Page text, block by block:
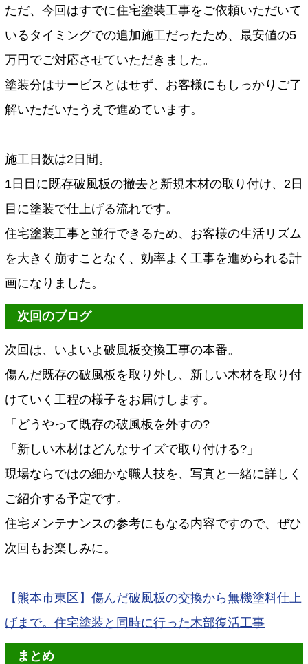
ただ、今回はすでに住宅塗装工事をご依頼いただいて
いるタイミングでの追加施工だったため、最安値の5
万円でご対応させていただきました。
塗装分はサービスとはせず、お客様にもしっかりご了
解いただいたうえで進めています。
施工日数は2日間。
1日目に既存破風板の撤去と新規木材の取り付け、2日
目に塗装で仕上げる流れです。
住宅塗装工事と並行できるため、お客様の生活リズム
を大きく崩すことなく、効率よく工事を進められる計
画になりました。
次回のブログ
次回は、いよいよ破風板交換工事の本番。
傷んだ既存の破風板を取り外し、新しい木材を取り付
けていく工程の様子をお届けします。
「どうやって既存の破風板を外すの?
「新しい木材はどんなサイズで取り付ける?」
現場ならではの細かな職人技を、写真と一緒に詳しく
ご紹介する予定です。
住宅メンテナンスの参考にもなる内容ですので、ぜひ
次回もお楽しみに。
【熊本市東区】傷んだ破風板の交換から無機塗料仕上
げまで。住宅塗装と同時に行った木部復活工事
まとめ